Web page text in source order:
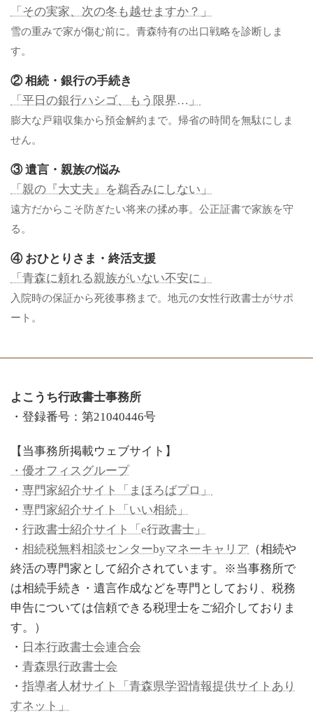
「その実家、次の冬も越せますか？」
雪の重みで家が傷む前に。青森特有の出口戦略を診断しま
す。
② 相続・銀行の手続き
「平日の銀行ハシゴ、もう限界…」
膨大な戸籍収集から預金解約まで。帰省の時間を無駄にしま
せん。
③ 遺言・親族の悩み
「親の『大丈夫』を鵜呑みにしない」
遠方だからこそ防ぎたい将来の揉め事。公正証書で家族を守
る。
④ おひとりさま・終活支援
「青森に頼れる親族がいない不安に」
入院時の保証から死後事務まで。地元の女性行政書士がサポ
ート。
よこうち行政書士事務所
・登録番号：第21040446号
【当事務所掲載ウェブサイト】
・優オフィスグループ
・ 専門家紹介サイト「まほろばプロ」
・ 専門家紹介サイト「いい相続」
・ 行政書士紹介サイト「e行政書士」
・ 相続税無料相談センターbyマネーキャリア （相続や
終活の専門家として紹介されています。※当事務所で
は相続手続き・遺言作成などを専門としており、税務
申告については信頼できる税理士をご紹介しておりま
す。）
・ 日本行政書士会連合会
・ 青森県行政書士会
・ 指導者人材サイト「青森県学習情報提供サイトあり
すネット」